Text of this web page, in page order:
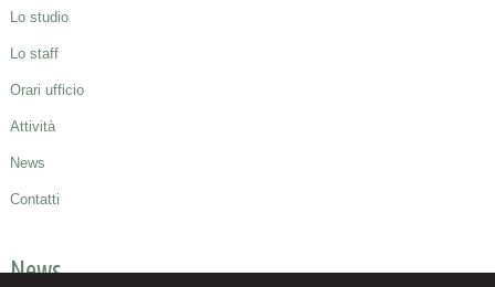
Lo studio
Lo staff
Orari ufficio
Attività
News
Contatti
News